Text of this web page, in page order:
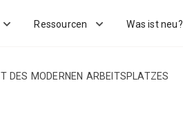
Ressourcen Was ist neu?
DES MODERNEN ARBEITSPLATZES